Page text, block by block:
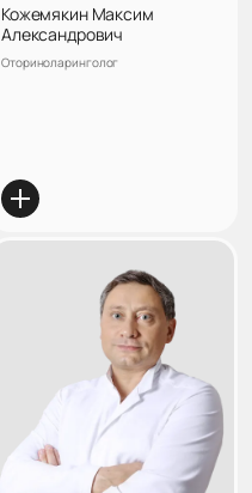
Кожемякин Максим
Александрович
Оториноларинголог